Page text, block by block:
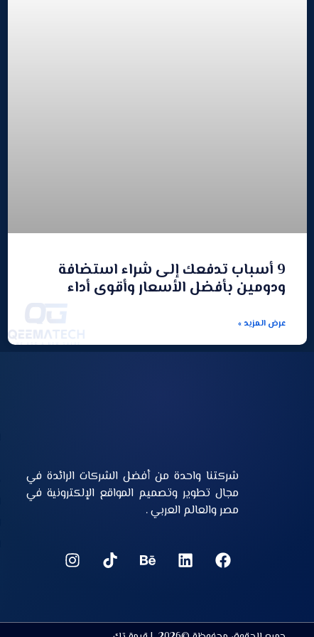
9 أسباب تدفعك إلى شراء استضافة
ودومين بأفضل الأسعار وأقوى أداء
عرض المزيد »
شركتنا واحدة من أفضل الشركات الرائدة في
مجال تطوير وتصميم المواقع الإلكترونية في
مصر والعالم العربي .